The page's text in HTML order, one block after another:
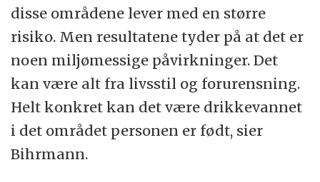
disse områdene lever med en større
risiko. Men resultatene tyder på at det er
noen miljømessige påvirkninger. Det
kan være alt fra livsstil og forurensning.
Helt konkret kan det være drikkevannet
i det området personen er født, sier
Bihrmann.